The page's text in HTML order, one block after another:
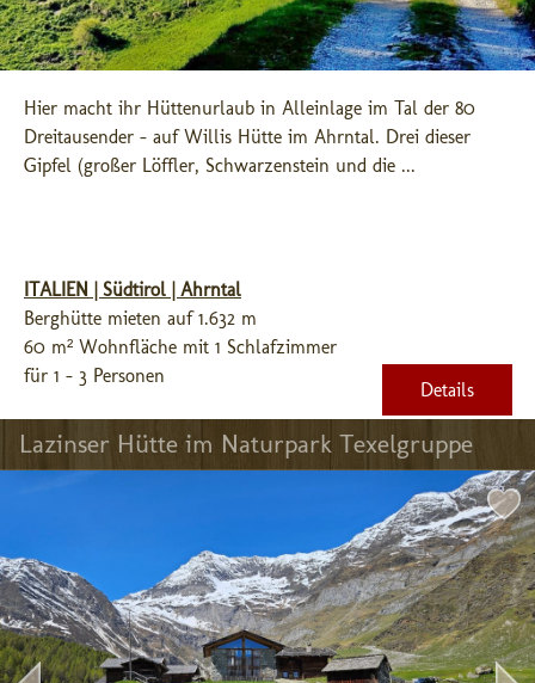
Hier macht ihr Hüttenurlaub in Alleinlage im Tal der 80
Dreitausender - auf Willis Hütte im Ahrntal. Drei dieser
Gipfel (großer Löffler, Schwarzenstein und die ...
ITALIEN | Südtirol | Ahrntal
Berghütte mieten auf 1.632 m
60 m² Wohnfläche mit 1 Schlafzimmer
für 1 - 3 Personen
Details
Lazinser Hütte im Naturpark Texelgruppe